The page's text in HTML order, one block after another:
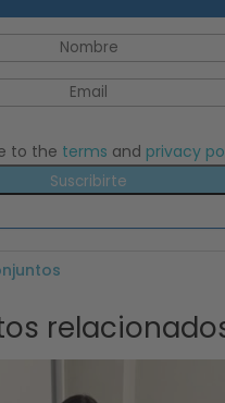
to the terms and privacy
Suscribirte